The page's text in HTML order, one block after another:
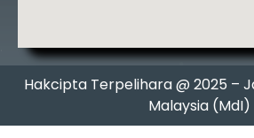
Hakcipta Terpelihara @ 2025 –
Malaysia (MdI)